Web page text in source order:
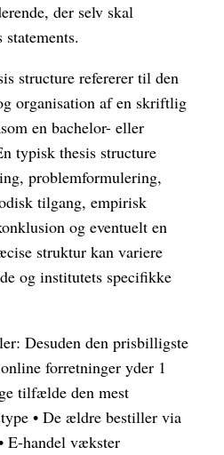
der selv skal
structure refererer til den
organisation af en skriftlig
en bachelor- eller
typisk thesis structure
problemformulering,
tilgang, empirisk
og eventuelt en
struktur kan variere
og institutets specifikke
Desuden den prisbilligste
forretninger yder 1
tilfælde den mest
• De ældre bestiller via
E-handel vækster